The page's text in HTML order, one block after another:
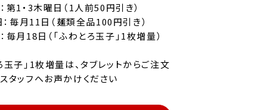
1・3木曜日（1人前50円引き）
毎月11日（麺類全品100円引き）
月18日（「ふわとろ玉子」1枚増量）
子」1枚増量は、タブレットからご注文
タッフへお声かけください